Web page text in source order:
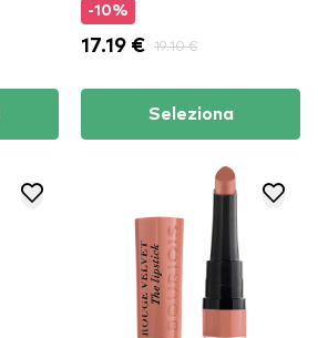
-10%
17.19 € 19.10 €
Seleziona